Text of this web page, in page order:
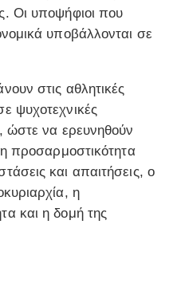
Οι υποψήφιοι που
υποβάλλονται σε
στις αθλητικές
ψυχοτεχνικές
ώστε να ερευνηθούν
προσαρμοστικότητα
και απαιτήσεις, ο
η
και η δομή της